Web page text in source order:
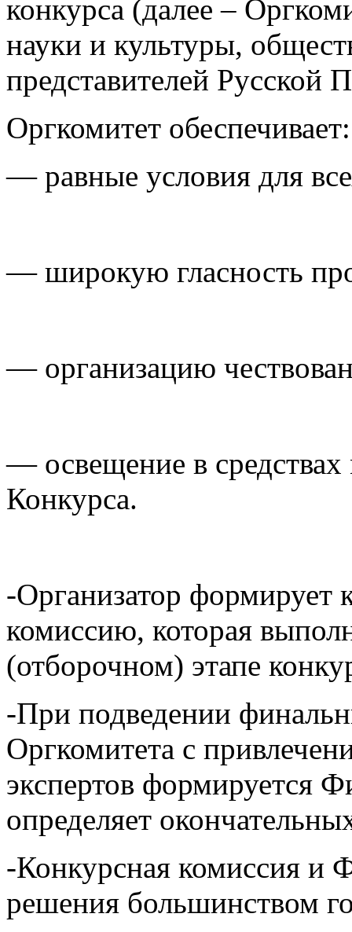
конкурса (далее –
науки и культуры,
представителей Русской
Оргкомитет обеспечивает:
— равные условия для
— широкую гласность
— организацию
— освещение в
Конкурса.
-Организатор
комиссию, которая
(отборочном) этапе
-При подведении
Оргкомитета с
экспертов формируется
определяет
-Конкурсная комиссия и
решения большинством